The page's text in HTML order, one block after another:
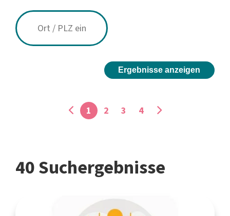
Ergebnisse anzeigen
1 2 3 4
40 Suchergebnisse